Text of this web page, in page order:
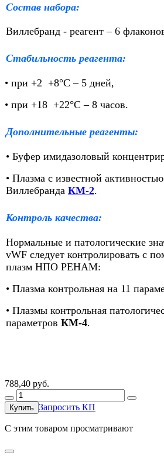
Состав набора:
Виллебранд - реагент – 6
Стабильность реагента:
• при +2 +8°С – 5 дней,
• при +18 +22°С – 8 часов.
Дополнительные реагенты:
• Буфер имидазоловый
• Плазма с известной
Виллебранда КМ-2.
Контроль качества:
Нормальные и патологические
vWF следует контролировать с
плазм НПО РЕНАМ:
• Плазма контрольная на 11
• Плазмы контрольная
параметровКМ-4.
788,40 руб.
Купить Запросить КП
C этим товаром просматривают